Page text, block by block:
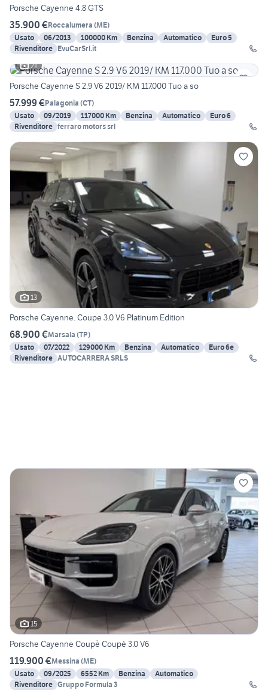
Porsche Cayenne 4.8 GTS
35.900 €Roccalumera (ME)
Usato
06/2013 100000 Km Benzina Automatico
Euro 5
Rivenditore EvuCarSrl.it
21
Porsche Cayenne S 2.9 V6 2019/ KM 117.000 Tuo a so
57.999 €Palagonia (CT)
Usato
09/2019 117000 Km Benzina Automatico
Euro 6
Rivenditore ferraro motors srl
13
Porsche Cayenne. Coupe 3.0 V6 Platinum Edition
68.900 €Marsala (TP)
Usato
07/2022 129000 Km Benzina Automatico
Euro 6e
Rivenditore AUTOCARRERA SRLS
15
Porsche Cayenne Coupè Coupé 3.0 V6
119.900 €Messina (ME)
Usato
09/2025 6552 Km Benzina
Automatico
Rivenditore Gruppo Formula 3